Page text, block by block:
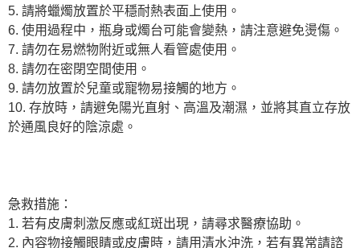
5. 請將蠟燭放置於平穩耐熱表面上使用。
6. 使用過程中，瓶身或燭台可能會變熱，請注意避免燙傷。
7. 請勿在易燃物附近或無人看管處使用。
8. 請勿在密閉空間使用。
9. 請勿放置於兒童或寵物易接觸的地方。
10. 存放時，請避免陽光直射、高溫及潮濕，並將其直立存放
於通風良好的陰涼處。
急救措施：
1. 若有皮膚刺激反應或紅斑出現，請尋求醫療協助。
2. 內容物接觸眼睛或皮膚時，請用清水沖洗，若有異常請諮